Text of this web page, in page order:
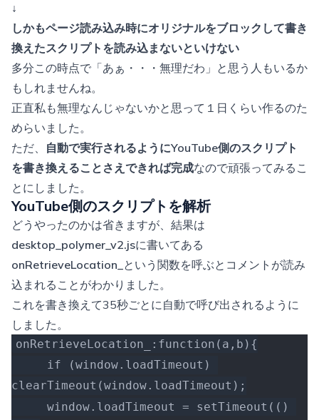
↓
しかもページ読み込み時にオリジナルをブロックして書き
換えたスクリプトを読み込まないといけない
多分この時点で「あぁ・・・無理だわ」と思う人もいるか
もしれませんね。
正直私も無理なんじゃないかと思って１日くらい作るのた
めらいました。
ただ、 自動で実行されるようにYouTube側のスクリプト
を書き換えることさえできれば完成なので頑張ってみるこ
とにしました。
YouTube側のスクリプトを解析
どうやったのかは省きますが、結果は
desktop_polymer_v2.jsに書いてある
onRetrieveLocation_ という関数を呼ぶとコメントが読み
込まれることがわかりました。
これを書き換えて35秒ごとに自動で呼び出されるように
しました。
onRetrieveLocation_:function(a,b){
if (window.loadTimeout)
clearTimeout(window.loadTimeout);
window.loadTimeout = setTimeout(()